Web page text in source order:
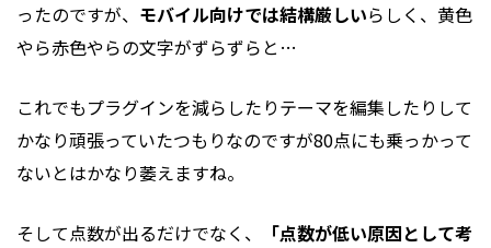
ったのですが、 モバイル向けでは結構厳しいらしく、黄色
やら赤色やらの文字がずらずらと…
これでもプラグインを減らしたりテーマを編集したりして
かなり頑張っていたつもりなのですが80点にも乗っかって
ないとはかなり萎えますね。
そして点数が出るだけでなく、
「点数が低い原因として考